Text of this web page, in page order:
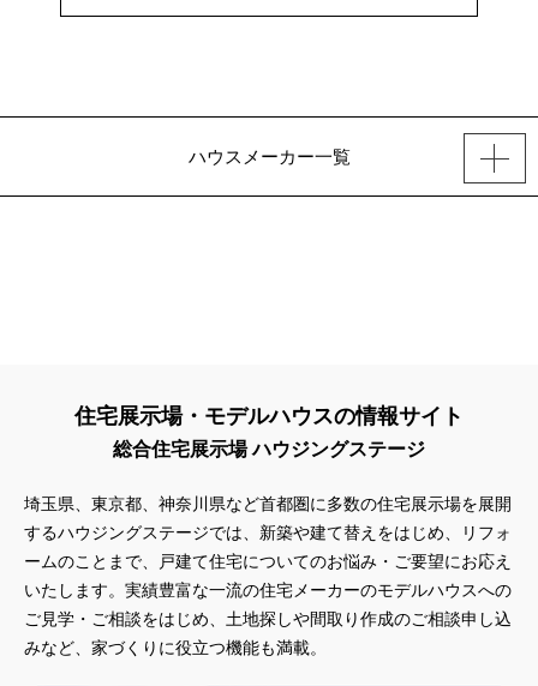
ハウスメーカー一覧
住宅展示場・モデルハウスの情報サイト
総合住宅展示場 ハウジングステージ
埼玉県、東京都、神奈川県など首都圏に多数の住宅展示場を展開
するハウジングステージでは、新築や建て替えをはじめ、リフォ
ームのことまで、戸建て住宅についてのお悩み・ご要望にお応え
いたします。実績豊富な一流の住宅メーカーのモデルハウスへの
ご見学・ご相談をはじめ、土地探しや間取り作成のご相談申し込
みなど、家づくりに役立つ機能も満載。